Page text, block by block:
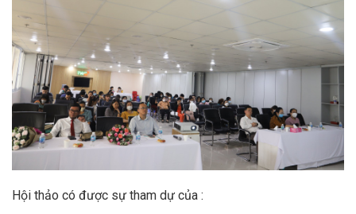
Hội thảo có được sự tham dự của :